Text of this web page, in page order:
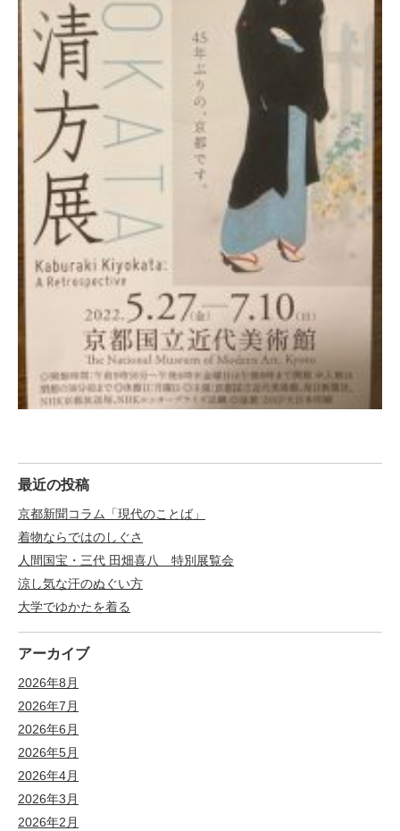
最近の投稿
京都新聞コラム「現代のことば」
着物ならではのしぐさ
人間国宝・三代 田畑喜八 特別展覧会
涼し気な汗のぬぐい方
大学でゆかたを着る
アーカイブ
2026年8月
2026年7月
2026年6月
2026年5月
2026年4月
2026年3月
2026年2月